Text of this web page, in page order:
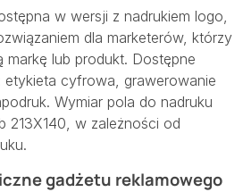
w wersji z nadrukiem logo,
dla marketerów, którzy
lub produkt. Dostępne
cyfrowa, grawerowanie
Wymiar pola do nadruku
213X140, w zależności od
gadżetu reklamowego